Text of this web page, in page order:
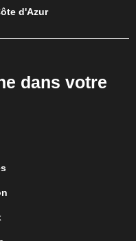
d'Azur
dans votre